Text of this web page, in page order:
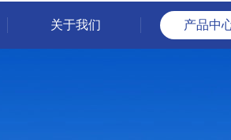
关于我们 产品中